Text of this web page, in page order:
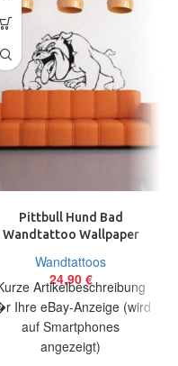
Pittbull Hund Bad
Wandtattoo Wallpaper
Wandtattoos
24,90 €
Artikelbeschreibung
Ihre eBay-Anzeige (wird
auf Smartphones
angezeigt)